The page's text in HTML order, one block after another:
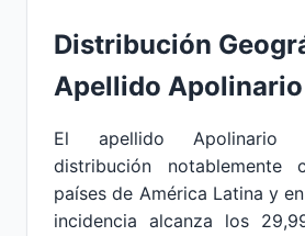
Distribución
Apellido Apolinario
El apellido Apolinario
distribución notablemente
países de América Latina y
incidencia alcanza los